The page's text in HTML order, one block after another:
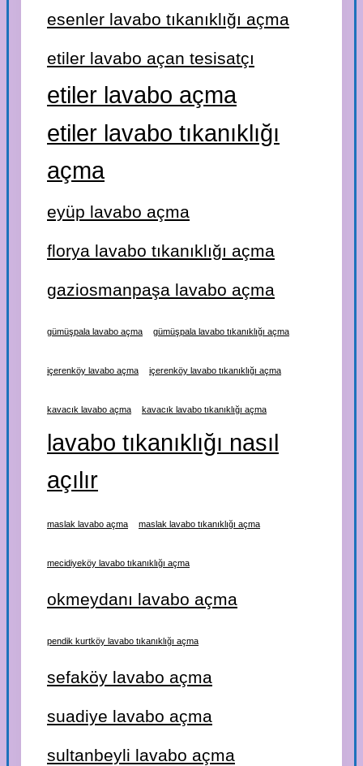
esenler lavabo tıkanıklığı açma
etiler lavabo açan tesisatçı
etiler lavabo açma
etiler lavabo tıkanıklığı
açma
eyüp lavabo açma
florya lavabo tıkanıklığı açma
gaziosmanpaşa lavabo açma
gümüşpala lavabo açma gümüşpala lavabo tıkanıklığı açma
içerenköy lavabo açma içerenköy lavabo tıkanıklığı açma
kavacık lavabo açma kavacık lavabo tıkanıklığı açma
lavabo tıkanıklığı nasıl
açılır
maslak lavabo açma maslak lavabo tıkanıklığı açma
mecidiyeköy lavabo tıkanıklığı açma
okmeydanı lavabo açma
pendik kurtköy lavabo tıkanıklığı açma
sefaköy lavabo açma
suadiye lavabo açma
sultanbeyli lavabo açma